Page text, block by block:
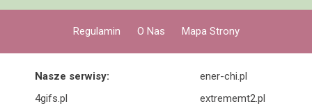
Regulamin O Nas Mapa Strony
Nasze serwisy:
4gifs.pl
ener-chi.pl
extrememt2.pl